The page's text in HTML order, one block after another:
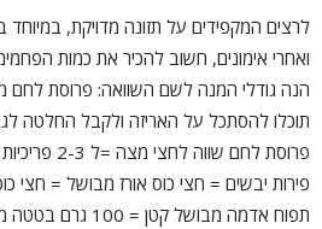
לרצים המקפידים על תזונה מדויקת, במיוחד
ואחרי אימונים, חשוב להכיר את כמות
תוכלו להסתכל על האריזה ולקבל החלטה
פירות יבשים = חצי כוס אורז מבושל = חצי
תפוח אדמה מבושל קטן = 100 גרם בטטה מבושלת.